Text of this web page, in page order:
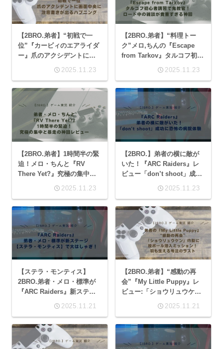
【2BRO.弟者】“初戦で一
位”『カービィのエアライダ
ー』爪のアクシデントに画
面中央に注意書きが出るハ
2025.11.23
【2BRO.弟者】“料理トー
ク”メロ,ちんの『Escape
from Tarkov』タルコフ初心
者講習で鬼教官！ロード中
2025.11.23
【2BRO.弟者】1時間半の緊
迫！メロ・ちんと『RV
There Yet?』究極の集中と
2025.11.23
【2BRO.】弟者の横に敵が
いた！『ARC Raiders』レ
ビュー「don’t shoot」成功
2025.11.23
【ステラ・モンティス】
2BRO.弟者・メロ・標準が
『ARC Raiders』新ステー
2025.11.21
【2BRO.弟者】“感動の再
会”『My Little Puppy』レ
ビュー:「ショウリュウケ
2025.11.21